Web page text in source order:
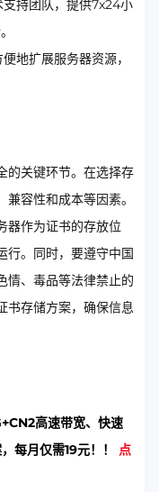
持团队，提供7x24小
地扩展服务器资源，
的关键环节。在选择存
容性和成本等因素。
器作为证书的存放位
行。同时，要遵守中国
情、毒品等法律禁止的
书存储方案，确保信息
高速带宽、快速
每月仅需19元！！ 点